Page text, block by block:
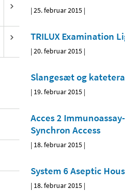
|25. februar 2015 |
TRILUX Examination
|20. februar 2015 |
Slangesæt og
| 19. februar 2015 |
Acces 2
Synchron Access
| 18. februar 2015 |
System 6 Aseptic
| 18. februar 2015 |